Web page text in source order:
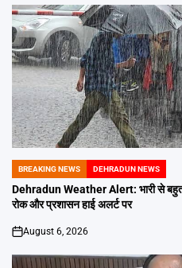
POSTED
IN
BREAKING NEWS DEHRADUN NEWS
Dehradun Weather Alert: भारी से बहुत
रोक और प्रशासन हाई अलर्ट पर
on
August 6, 2026